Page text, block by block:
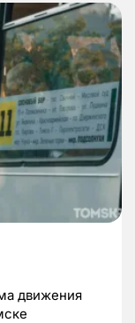
движения